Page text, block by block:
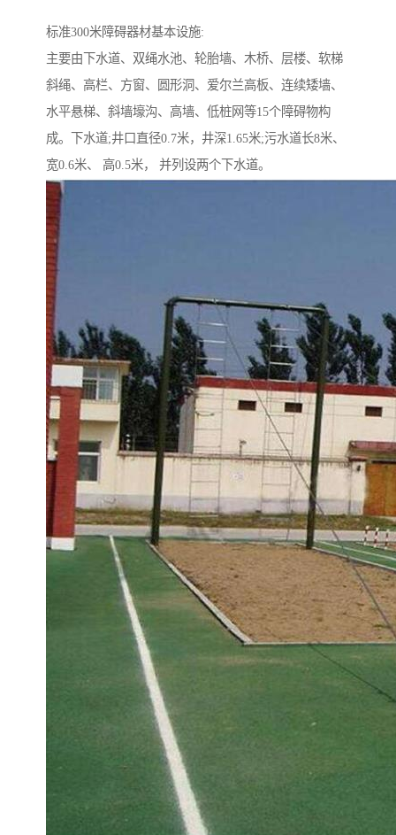
标准300米障碍器材基本设施:
主要由下水道、双绳水池、轮胎墙、木桥、层楼、软梯
斜绳、高栏、方窗、圆形洞、爱尔兰高板、连续矮墙、
水平悬梯、斜墙壕沟、高墙、低桩网等15个障碍物构
成。下水道;井口直径0.7米，井深1.65米;污水道长8米、
宽0.6米、 高0.5米， 并列设两个下水道。